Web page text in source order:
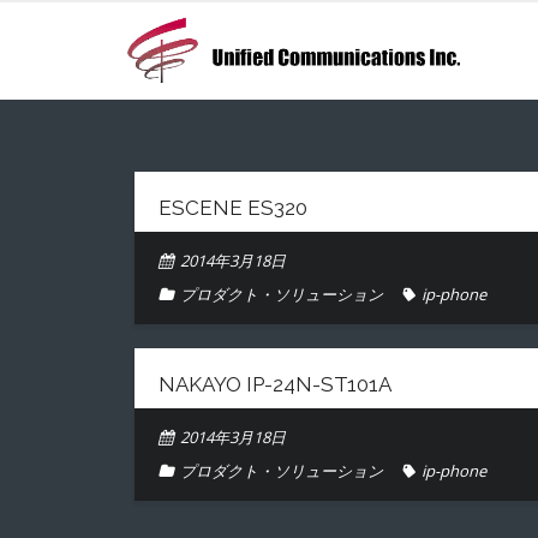
ESCENE ES320
2014年3月18日
プロダクト・ソリューション
ip-phone
NAKAYO IP-24N-ST101A
2014年3月18日
プロダクト・ソリューション
ip-phone